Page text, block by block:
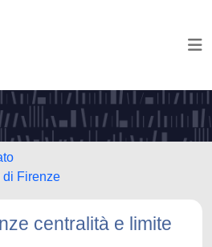
di Firenze
centralità e limite